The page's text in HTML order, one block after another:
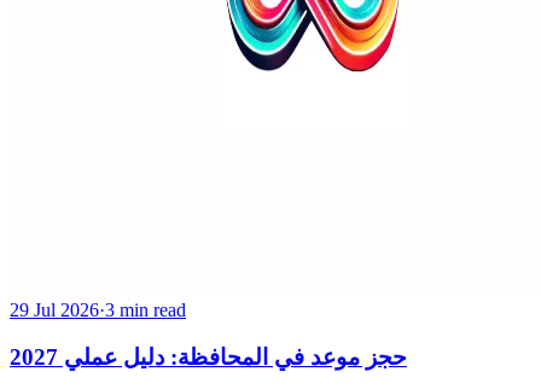
29 Jul 2026·3 min read
حجز موعد في المحافظة: دليل عملي 2027